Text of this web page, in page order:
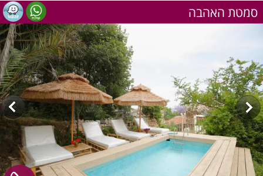
סמטת האהבה